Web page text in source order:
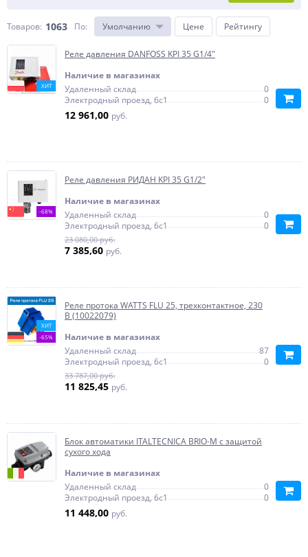
Товаров: 1063 По: Умолчанию Цене Рейтингу
ХИТ
Реле давления DANFOSS KPI 35 G1/4"
Наличие в магазинах
Удаленный склад
0
Электродный проезд, 6с1
0
12 961,00 руб.
-68%
Реле давления РИДАН KPI 35 G1/2"
Наличие в магазинах
Удаленный склад
0
Электродный проезд, 6с1
0
23 080,00 руб.
7 385,60 руб.
ХИТ
-65%
Реле протока WATTS FLU 25, трехконтактное, 230
В (10022079)
Наличие в магазинах
Удаленный склад
87
Электродный проезд, 6с1
0
33 787,00 руб.
11 825,45 руб.
Блок автоматики ITALTECNICA BRIO-М с защитой
сухого хода
Наличие в магазинах
Удаленный склад
0
Электродный проезд, 6с1
0
11 448,00 руб.